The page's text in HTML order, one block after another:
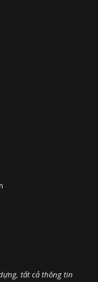
tất cả thông tin